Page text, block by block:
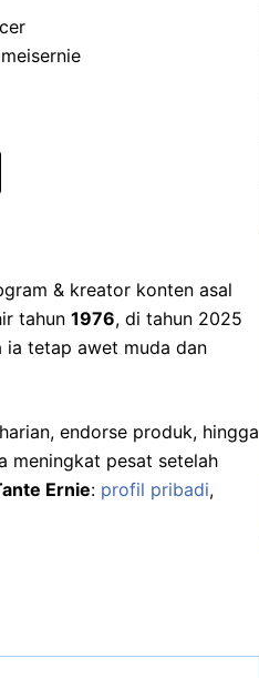
& kreator konten asal
tahun 1976, di tahun 2025
ia tetap awet muda dan
endorse produk, hingga
meningkat pesat setelah
Ernie: profil pribadi,